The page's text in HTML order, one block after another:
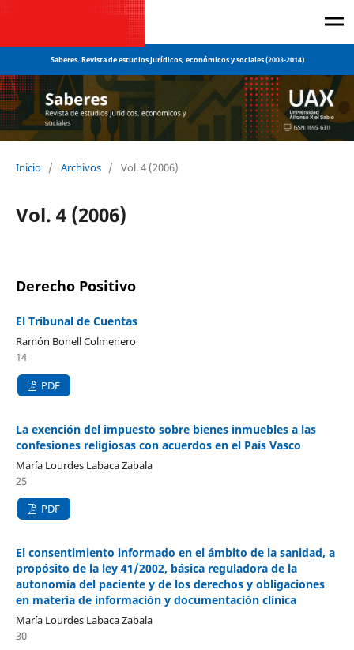
Saberes. Revista de estudios jurídicos, económicos y sociales (2003-2014)
Inicio / Archivos / Vol. 4 (2006)
Vol. 4 (2006)
Derecho Positivo
El Tribunal de Cuentas
Ramón Bonell Colmenero
14
PDF
La exención del impuesto sobre bienes inmuebles a las
confesiones religiosas con acuerdos en el País Vasco
María Lourdes Labaca Zabala
25
PDF
El consentimiento informado en el ámbito de la sanidad, a
propósito de la ley 41/2002, básica reguladora de la
autonomía del paciente y de los derechos y obligaciones
en materia de información y documentación clínica
María Lourdes Labaca Zabala
30